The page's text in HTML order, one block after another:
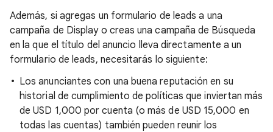
Además, si agregas un formulario de leads a una
campaña de Display o creas una campaña de Búsqueda
en la que el título del anuncio lleva directamente a un
formulario de leads, necesitarás lo siguiente:
Los anunciantes con una buena reputación en su
historial de cumplimiento de políticas que inviertan más
de USD 1,000 por cuenta (o más de USD 15,000 en
todas las cuentas) también pueden reunir los